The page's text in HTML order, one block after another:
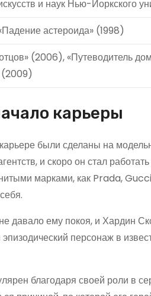
и наук Нью-Йоркского
астероида» (1998)
(2006), «Путеводитель
карьеры
были сделаны на
и скоро он стал
марками, как Prada,
давало ему покоя, и Хардин
персонаж в
благодаря своей роли в